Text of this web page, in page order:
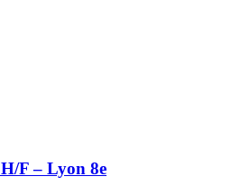
F – Lyon 8e